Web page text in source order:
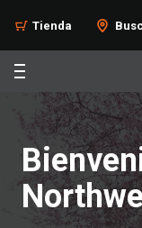
Tienda